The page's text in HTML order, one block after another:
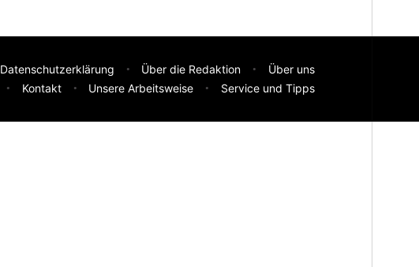
Datenschutzerklärung Über die Redaktion
Über uns
Kontakt Unsere Arbeitsweise Service und Tipps